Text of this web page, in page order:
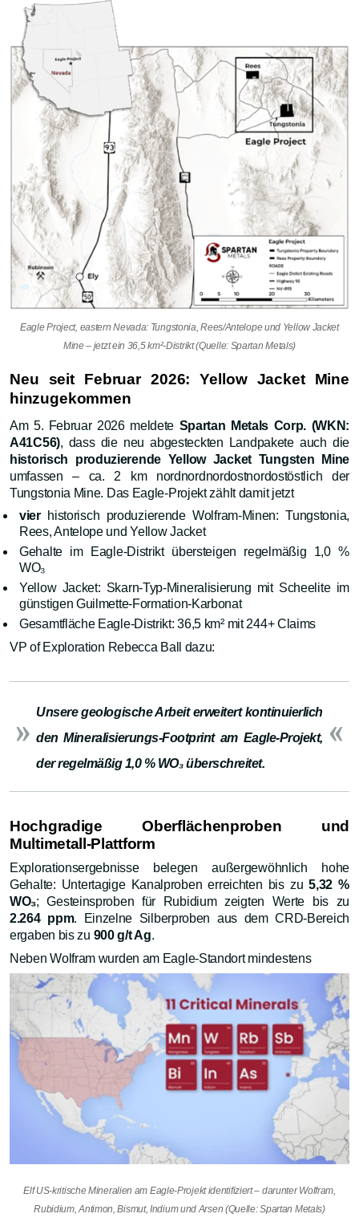
Eagle Project, eastern Nevada: Tungstonia, Rees/Antelope und Yellow Jacket
Mine – jetzt ein 36,5 km²-Distrikt (Quelle: Spartan Metals)
Neu seit Februar 2026: Yellow Jacket Mine
hinzugekommen
Am 5. Februar 2026 meldete Spartan Metals Corp. (WKN:
A41C56), dass die neu abgesteckten Landpakete auch die
historisch produzierende Yellow Jacket Tungsten Mine
umfassen – ca. 2 km nordnordnordostnordostöstlich der
Tungstonia Mine. Das Eagle-Projekt zählt damit jetzt
vierhistorisch produzierende Wolfram-Minen: Tungstonia,
Rees, Antelope und Yellow Jacket
Gehalte im Eagle-Distrikt übersteigen regelmäßig 1,0 %
WO₃
Yellow Jacket: Skarn-Typ-Mineralisierung mit Scheelite im
günstigen Guilmette-Formation-Karbonat
Gesamtfläche Eagle-Distrikt: 36,5 km² mit 244+ Claims
VP of Exploration Rebecca Ball dazu:
Unsere geologische Arbeit erweitert kontinuierlich
den Mineralisierungs-Footprint am Eagle-Projekt,
der regelmäßig 1,0 % WO₃ überschreitet.
Hochgradige Oberflächenproben und
Multimetall-Plattform
Explorationsergebnisse belegen außergewöhnlich hohe
Gehalte: Untertagige Kanalproben erreichten bis zu5,32 %
WO₃; Gesteinsproben für Rubidium zeigten Werte bis zu
2.264 ppm. Einzelne Silberproben aus dem CRD-Bereich
ergaben bis zu 900 g/t Ag.
Neben Wolfram wurden am Eagle-Standort mindestens
Elf US-kritische Mineralien am Eagle-Projekt identifiziert – darunter Wolfram,
Rubidium, Antimon, Bismut, Indium und Arsen (Quelle: Spartan Metals)